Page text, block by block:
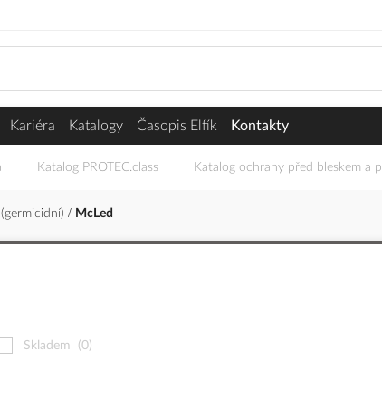
Kariéra Katalogy Časopis Elfík Kontakty
Katalog PROTEC.class Katalog ochrany před bleskem a
McLed
Skladem (0)